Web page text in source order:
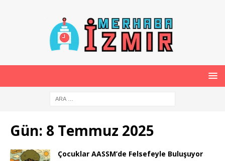
Gün: 8 Temmuz 2025
Çocuklar AASSM’de Felsefeyle Buluşuyor